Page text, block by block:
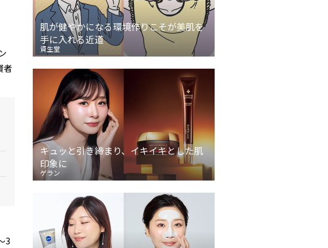
者
3
肌が健やかになる環境作りこそが美肌を
手に入れる近道
資生堂
キュッと引き締まり、イキイキとした肌
印象に
ゲラン